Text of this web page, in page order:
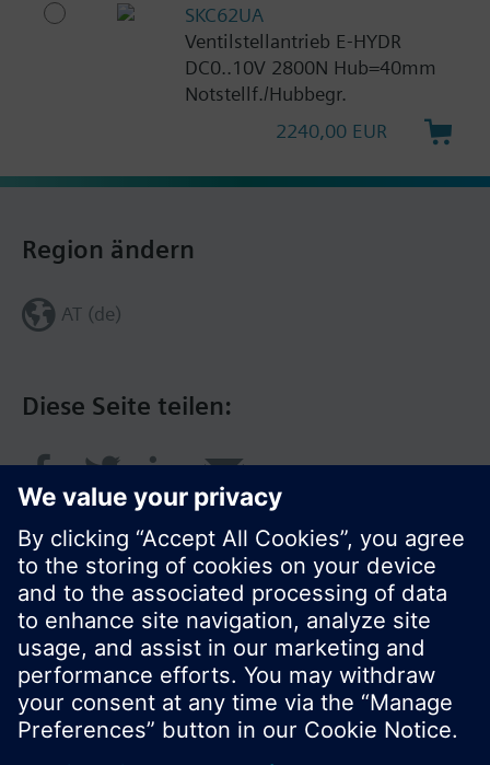
SKC62UA
Ventilstellantrieb E-HYDR
DC0..10V 2800N Hub=40mm
Notstellf./Hubbegr.
2240,00 EUR
Diese Seite teilen:
Region ändern
AT (de)
© Siemens Schweiz AG 2016
Produktangebot und Preise können pro Land